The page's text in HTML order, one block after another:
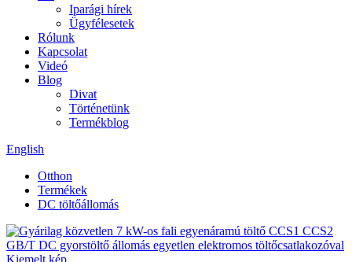
Iparági hírek
Ügyfélesetek
Rólunk
Kapcsolat
Videó
Blog
Divat
Történetünk
Termékblog
English
Otthon
Termékek
DC töltőállomás